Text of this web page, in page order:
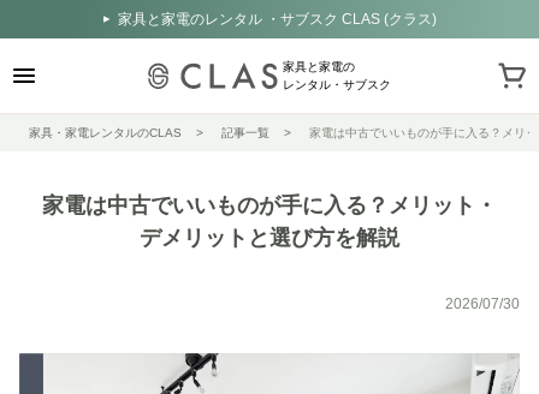
家具と家電のレンタル ・サブスク CLAS (クラス)
家具と家電の
レンタル・サブスク
家具・家電レンタルのCLAS 記事一覧 家電は中古でいいものが手に入る？メリ
家電は中古でいいものが手に入る？メリット・
デメリットと選び方を解説
2026/07/30